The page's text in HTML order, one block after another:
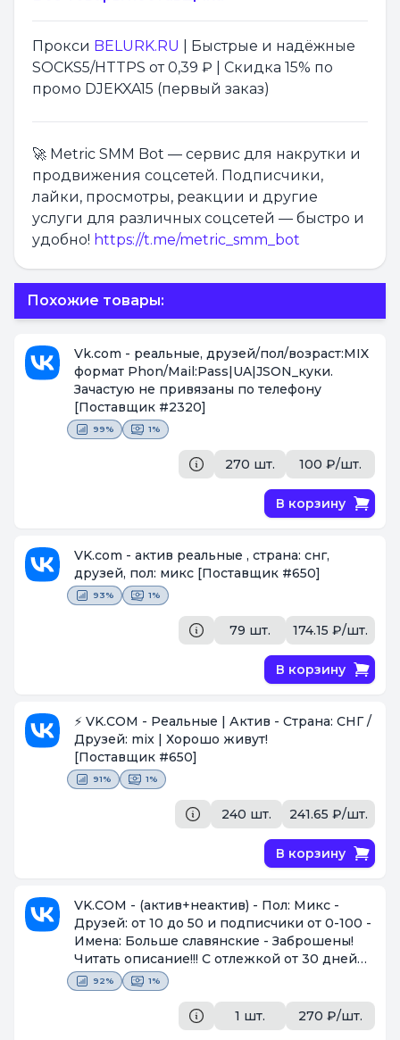
Прокси BELURK.RU
| Быстрые и надёжные
SOCKS5/HTTPS от 0,39 ₽ | Скидка 15% по
промо DJEKXA15 (первый заказ)
🚀 Metric SMM Bot — сервис для накрутки и
продвижения соцсетей. Подписчики,
лайки, просмотры, реакции и другие
услуги для различных соцсетей — быстро и
удобно! https://t.me/metric_smm_bot
Похожие товары:
Vk.com - реальные, друзей/пол/возраст:MIX
формат Phon/Mail:Pass|UA|JSON_куки.
Зачастую не привязаны по телефону
[Поставщик #2320]
99% 1%
270 шт. 100 ₽/шт.
В корзину
VK.com - актив реальные , страна: снг,
друзей, пол: микс [Поставщик #650]
93% 1%
79 шт. 174.15 ₽/шт.
В корзину
⚡️ VK.COM - Реальные | Актив - Страна: СНГ /
Друзей: mix | Хорошо живут!
[Поставщик #650]
91% 1%
240 шт. 241.65 ₽/шт.
В корзину
VK.COM - (актив+неактив) - Пол: Микс -
Друзей: от 10 до 50 и подписчики от 0-100 -
Имена: Больше славянские - Заброшены!
Читать описание!!! С отлежкой от 30 дней
[Поставщик #1375]
92% 1%
1 шт. 270 ₽/шт.